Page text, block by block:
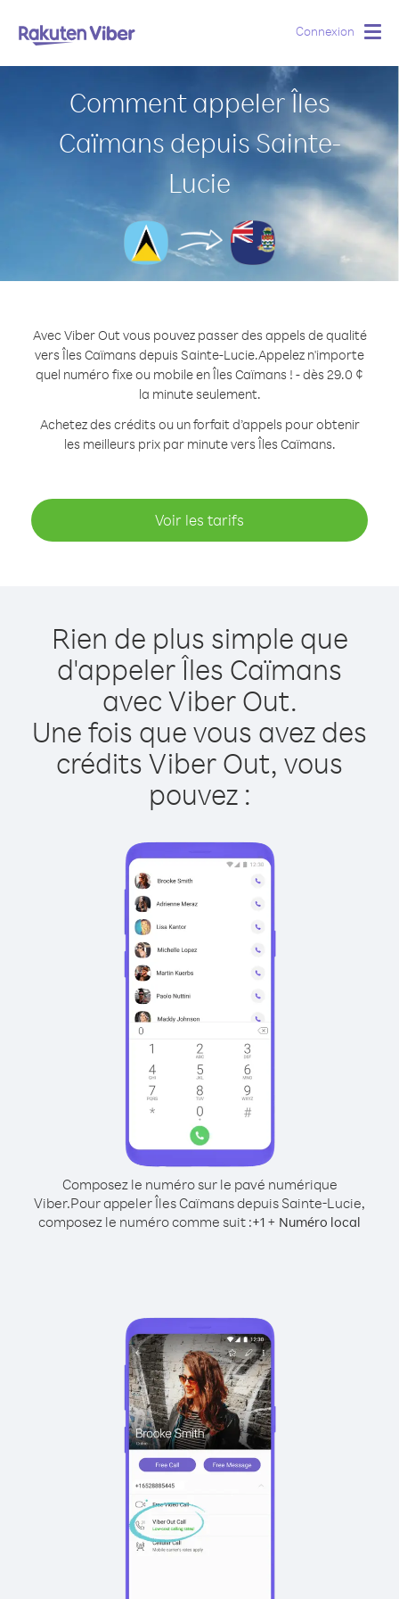
Connexion
Comment appeler Îles
Caïmans depuis Sainte-
Lucie
Avec Viber Out vous pouvez passer des appels de qualité
vers Îles Caïmans depuis Sainte-Lucie.Appelez n'importe
quel numéro fixe ou mobile en Îles Caïmans ! - dès 29.0 ¢
la minute seulement.
Achetez des crédits ou un forfait d’appels pour obtenir
les meilleurs prix par minute vers Îles Caïmans.
Voir les tarifs
Rien de plus simple que
d'appeler Îles Caïmans
avec Viber Out.
Une fois que vous avez des
crédits Viber Out, vous
pouvez :
Composez le numéro sur le pavé numérique
Viber.Pour appeler Îles Caïmans depuis Sainte-Lucie,
composez le numéro comme suit :+1 + Numéro local